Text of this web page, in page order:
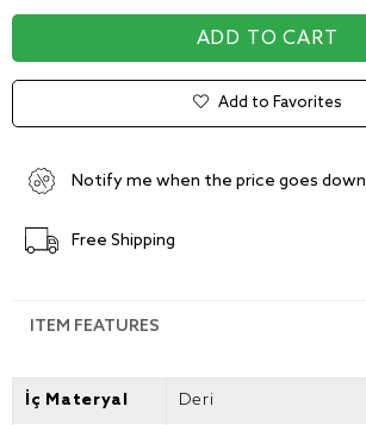
Add to Favorites
Notify me when the price goes down
Free Shipping
ITEM FEATURES
İç Materyal Deri